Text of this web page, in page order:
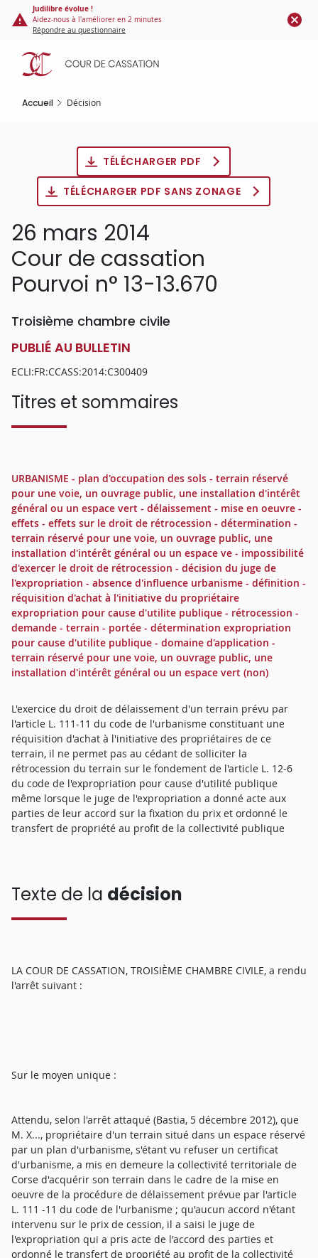
Panneau de gestion des cookies
contenu
principal
Judilibre évolue !
Aidez-nous à l'améliorer en 2 minutes
Répondre au questionnaire
Accueil Décision
TÉLÉCHARGER PDF
TÉLÉCHARGER PDF SANS ZONAGE
26 mars 2014
Cour de cassation
Pourvoi n° 13-13.670
Troisième chambre civile
PUBLIÉ AU BULLETIN
ECLI:FR:CCASS:2014:C300409
Titres et sommaires
URBANISME - plan d'occupation des sols - terrain réservé
pour une voie, un ouvrage public, une installation d'intérêt
général ou un espace vert - délaissement - mise en oeuvre -
effets - effets sur le droit de rétrocession - détermination -
terrain réservé pour une voie, un ouvrage public, une
installation d'intérêt général ou un espace ve - impossibilité
d'exercer le droit de rétrocession - décision du juge de
l'expropriation - absence d'influence urbanisme - définition -
réquisition d'achat à l'initiative du propriétaire
expropriation pour cause d'utilite publique - rétrocession -
demande - terrain - portée - détermination expropriation
pour cause d'utilite publique - domaine d'application -
terrain réservé pour une voie, un ouvrage public, une
installation d'intérêt général ou un espace vert (non)
L'exercice du droit de délaissement d'un terrain prévu par
l'article L. 111-11 du code de l'urbanisme constituant une
réquisition d'achat à l'initiative des propriétaires de ce
terrain, il ne permet pas au cédant de solliciter la
rétrocession du terrain sur le fondement de l'article L. 12-6
du code de l'expropriation pour cause d'utilité publique
même lorsque le juge de l'expropriation a donné acte aux
parties de leur accord sur la fixation du prix et ordonné le
transfert de propriété au profit de la collectivité publique
Texte de la décision
LA COUR DE CASSATION, TROISIÈME CHAMBRE CIVILE, a rendu
l'arrêt suivant :
Sur le moyen unique :
Attendu, selon l'arrêt attaqué (Bastia, 5 décembre 2012), que
M. X..., propriétaire d'un terrain situé dans un espace réservé
par un plan d'urbanisme, s'étant vu refuser un certificat
d'urbanisme, a mis en demeure la collectivité territoriale de
Corse d'acquérir son terrain dans le cadre de la mise en
oeuvre de la procédure de délaissement prévue par l'article
L. 111 -11 du code de l'urbanisme ; qu'aucun accord n'étant
intervenu sur le prix de cession, il a saisi le juge de
l'expropriation qui a pris acte de l'accord des parties et
ordonné le transfert de propriété au profit de la collectivité